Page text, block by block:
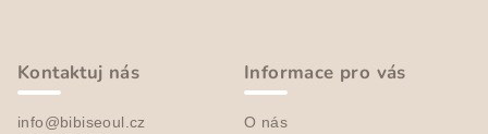
Kontaktuj nás
info@bibiseoul.cz
Informace pro vás
O nás